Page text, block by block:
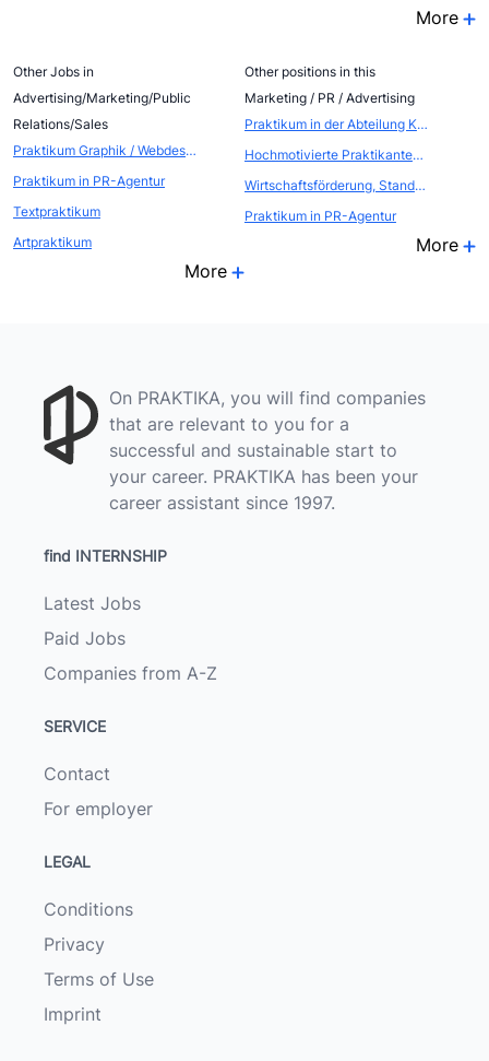
More
Other Jobs in
Advertising/Marketing/Public
Relations/Sales
Praktikum Graphik / Webdesign
Praktikum in PR-Agentur
Textpraktikum
Artpraktikum
More
Other positions in this
Marketing / PR / Advertising
Praktikum in der Abteilung Kommunikation - Öffentlichkeitsarbeit / Eventmarketing
Hochmotivierte Praktikanten als WEBSCOUTS gesucht
Wirtschaftsförderung, Standort- und Citymarketing
Praktikum in PR-Agentur
More
On PRAKTIKA, you will find companies
that are relevant to you for a
successful and sustainable start to
your career. PRAKTIKA has been your
career assistant since 1997.
find INTERNSHIP
Latest Jobs
Paid Jobs
Companies from A-Z
SERVICE
Contact
For employer
LEGAL
Conditions
Privacy
Terms of Use
Imprint